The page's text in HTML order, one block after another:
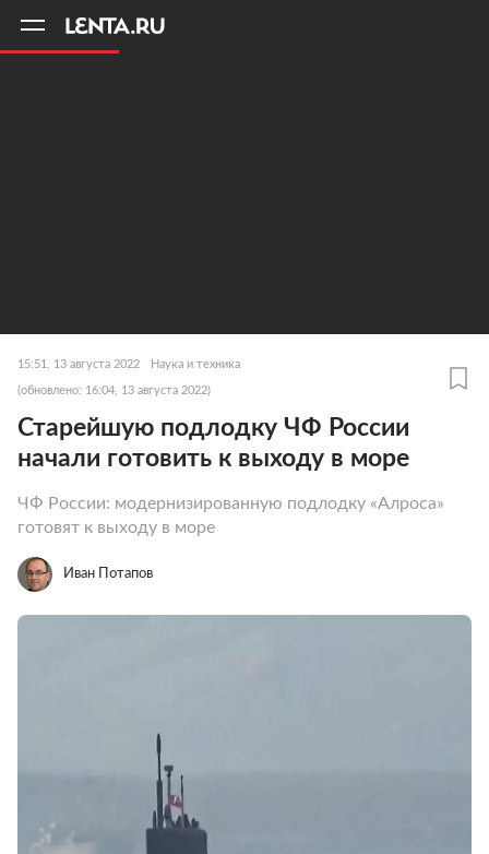
15:51, 13 августа 2022 Наука и техника
(обновлено: 16:04, 13 августа 2022)
Старейшую подлодку ЧФ России
начали готовить к выходу в море
ЧФ России: модернизированную подлодку «Алроса»
готовят к выходу в море
Иван Потапов